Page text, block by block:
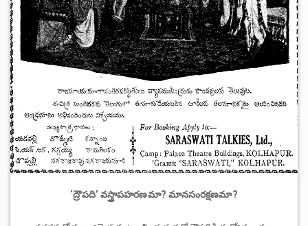
‘ద్రౌపది’ వస్త్రాపహరణమా? మానసంరక్షణమా?